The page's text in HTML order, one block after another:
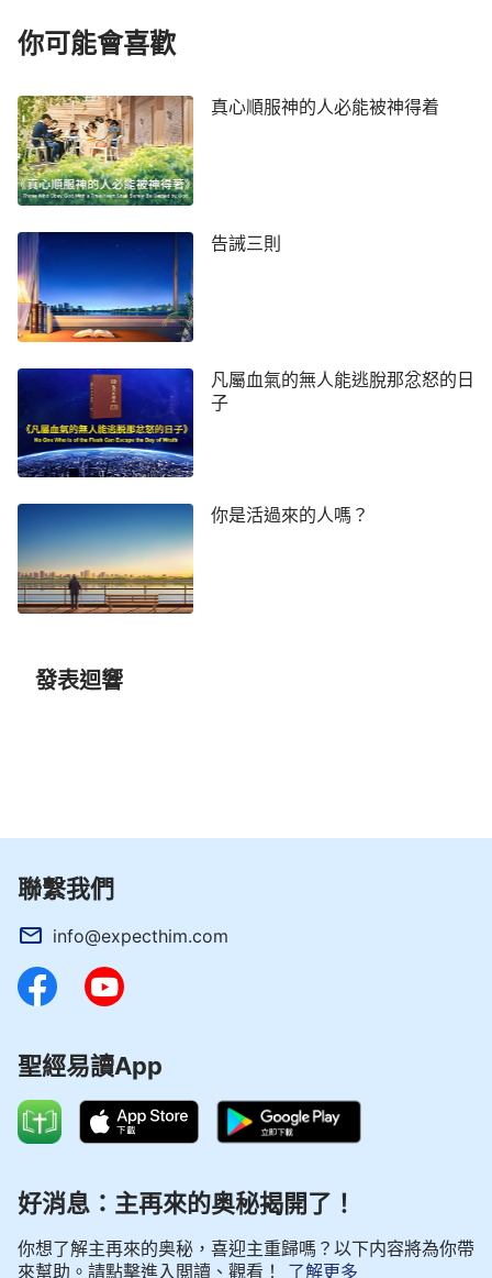
你可能會喜歡
真心順服神的人必能被神得着
告誡三則
凡屬血氣的無人能逃脫那忿怒的日
子
你是活過來的人嗎？
發表迴響
聯繫我們
info@expecthim.com
聖經易讀App
好消息：主再來的奥秘揭開了！
你想了解主再來的奥秘，喜迎主重歸嗎？以下内容將為你帶
來幫助。請點擊進入閲讀、觀看！
了解更多